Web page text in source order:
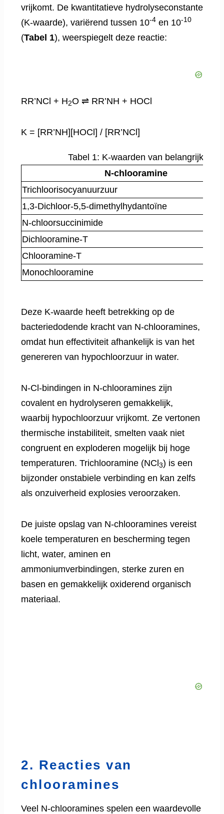
vrijkomt. De kwantitatieve hydrolyseconstante
(K-waarde), variërend tussen 10-4 en 10-10
(Tabel 1), weerspiegelt deze reactie:
RR’NCl + H2O ⇌ RR’NH + HOCl
K = [RR’NH][HOCl] / [RR’NCl]
Tabel 1: K-waarden van belangrijke N-
N-chlooramine
Trichloorisocyanuurzuur
1,3-Dichloor-5,5-dimethylhydantoïne
N-chloorsuccinimide
Dichlooramine-T
Chlooramine-T
Monochlooramine
Deze K-waarde heeft betrekking op de
bacteriedodende kracht van N-chlooramines,
omdat hun effectiviteit afhankelijk is van het
genereren van hypochloorzuur in water.
N-Cl-bindingen in N-chlooramines zijn
covalent en hydrolyseren gemakkelijk,
waarbij hypochloorzuur vrijkomt. Ze vertonen
thermische instabiliteit, smelten vaak niet
congruent en exploderen mogelijk bij hoge
temperaturen. Trichlooramine (NCl3) is een
bijzonder onstabiele verbinding en kan zelfs
als onzuiverheid explosies veroorzaken.
De juiste opslag van N-chlooramines vereist
koele temperaturen en bescherming tegen
licht, water, aminen en
ammoniumverbindingen, sterke zuren en
basen en gemakkelijk oxiderend organisch
materiaal.
2. Reacties van
chlooramines
Veel N-chlooramines spelen een waardevolle